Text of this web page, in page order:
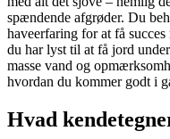
spændende afgrøder. Du
haveerfaring for at få
du har lyst til at få jord
masse vand og
hvordan du kommer godt i
Hvad